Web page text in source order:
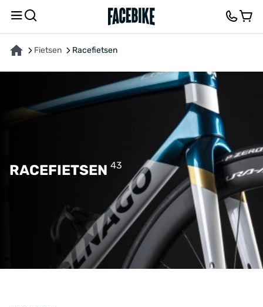
Fietsen Racefietsen
RACEFIETSEN 43